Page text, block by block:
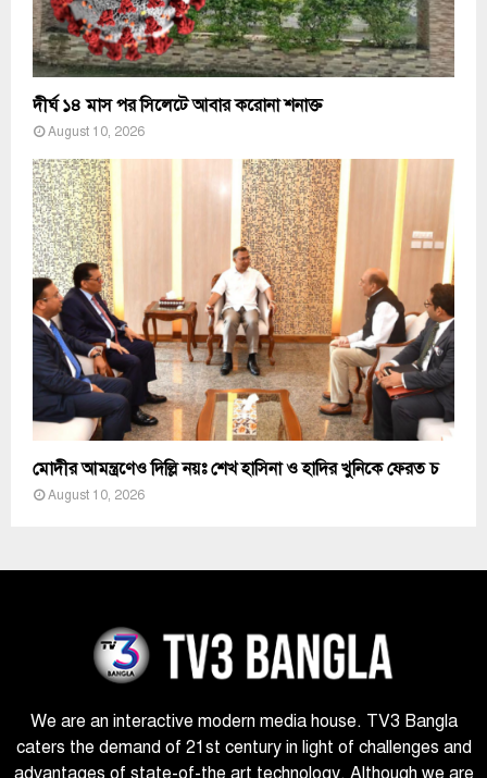
দীর্ঘ ১৪ মাস পর সিলেটে আবার করোনা শনাক্ত
August 10, 2026
মোদীর আমন্ত্রণেও দিল্লি নয়ঃ শেখ হাসিনা ও হাদির খুনিকে ফেরত চ
August 10, 2026
We are an interactive modern media house. TV3 Bangla
caters the demand of 21st century in light of challenges and